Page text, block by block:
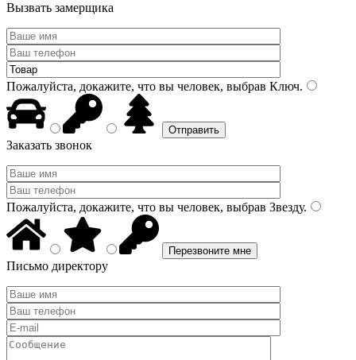
Вызвать замерщика
Пожалуйста, докажите, что вы человек, выбрав Ключ.
Заказать звонок
Пожалуйста, докажите, что вы человек, выбрав Звезду.
Письмо директору